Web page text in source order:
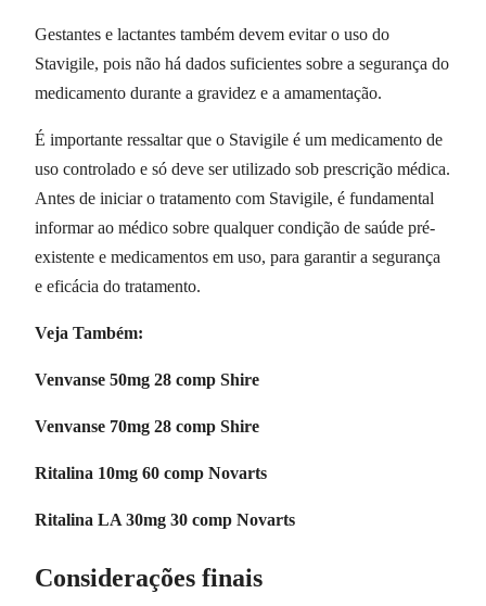
Gestantes e lactantes também devem evitar o uso do
Stavigile, pois não há dados suficientes sobre a segurança do
medicamento durante a gravidez e a amamentação.
É importante ressaltar que o Stavigile é um medicamento de
uso controlado e só deve ser utilizado sob prescrição médica.
Antes de iniciar o tratamento com Stavigile, é fundamental
informar ao médico sobre qualquer condição de saúde pré-
existente e medicamentos em uso, para garantir a segurança
e eficácia do tratamento.
Veja Também:
Venvanse 50mg 28 comp Shire
Venvanse 70mg 28 comp Shire
Ritalina 10mg 60 comp Novarts
Ritalina LA 30mg 30 comp Novarts
Considerações finais